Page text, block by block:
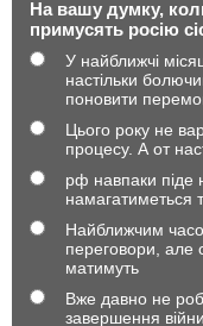
На вашу думку,
примусять росію
У найближчі
настільки
поновити
Цього року не
процесу. А от
рф навпаки піде
намагатиметься
Найближчим
переговори, але
матимуть
Вже давно не
завершення війни